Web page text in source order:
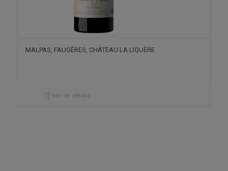
MALPAS, FAUGÈRES, CHÂTEAU LA LIQUÈRE
Voir les détails